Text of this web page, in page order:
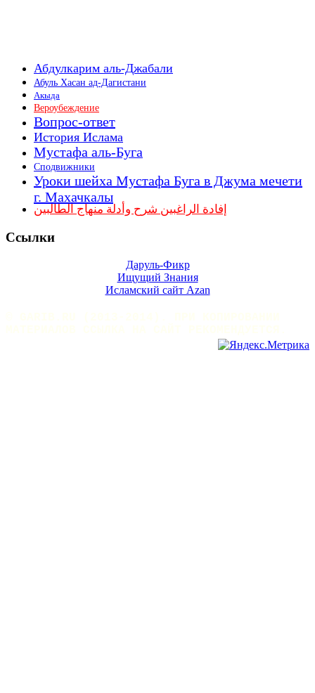
Абдулкарим аль-Джабали
Абуль Хасан ад-Дагистани
Акыда
Вероубеждение
Вопрос-ответ
История Ислама
Мустафа аль-Буга
Сподвижники
Уроки шейха Мустафа Буга в Джума мечети
г. Махачкалы
إفادة الراغبين شرح وأدلة منهاج الطالبين
Ссылки
Даруль-Фикр
Ищущий Знания
Исламский сайт Azan